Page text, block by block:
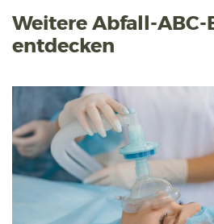
Weitere Abfall-ABC-
entdecken